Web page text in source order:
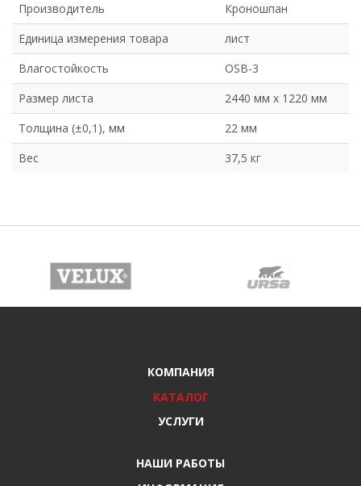
Производитель
Кроношпан
Единица измерения товара
лист
Влагостойкость
OSB-3
Размер листа
2440 мм х 1220 мм
Толщина (±0,1), мм
22 мм
Вес
37,5 кг
КОМПАНИЯ
КАТАЛОГ
УСЛУГИ
НАШИ РАБОТЫ